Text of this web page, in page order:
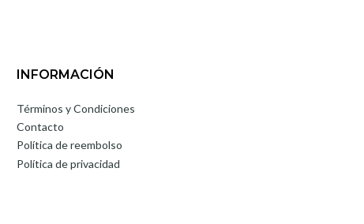
INFORMACIÓN
Términos y Condiciones
Contacto
Política de reembolso
Política de privacidad